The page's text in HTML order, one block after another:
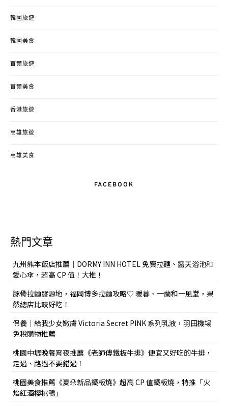
韓國旅遊
韓國美食
首爾旅遊
首爾美食
香港旅遊
高雄旅遊
高雄美食
FACEBOOK
熱門文章
九州熊本飯店推薦｜DORMY INN HOTEL 免費拉麵、露天浴池和
愛心傘，超高 CP 值！大推！
豚骨拉麵發源地，福岡博多拉麵攻略♡ 暖暮、一蘭和一風堂，果
然總店比較好吃！
保養｜給我少女嫩膚 Victoria Secret PINK 系列乳液，羽田機場
免稅購物推薦
桃園中壢晚餐宵夜推薦《老師傅鐵板牛排》便宜又好吃的牛排，
走過、路過不要錯過！
桃園美食推薦《夏朵新品鐵板燒》超高 CP 值鐵板燒，特推「火
焰紅酒櫻桃鴨」